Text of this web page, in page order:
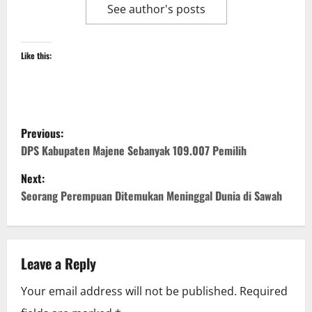
See author's posts
Like this:
P
o
s
a
v
Previous:
DPS Kabupaten Majene Sebanyak 109.007 Pemilih
Next:
Seorang Perempuan Ditemukan Meninggal Dunia di Sawah
Leave a Reply
Your email address will not be published. Required